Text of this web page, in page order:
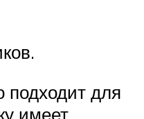
подходит для
имеет